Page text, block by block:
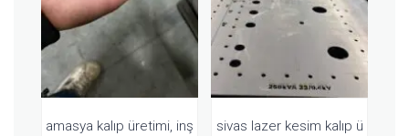
amasya kalıp üretimi, inş
sivas lazer kesim kalıp ü